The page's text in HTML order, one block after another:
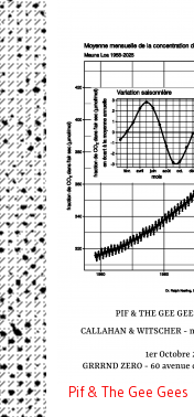
Pif& The Gee Gees